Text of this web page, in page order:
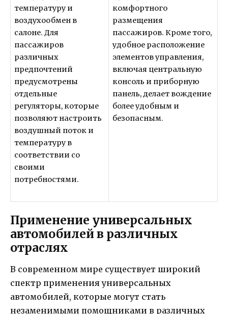
температуру и
воздухообмен в
салоне. Для
пассажиров
различных
предпочтений
предусмотрены
отдельные
регуляторы, которые
позволяют настроить
воздушный поток и
температуру в
соответствии со
своими
потребностями.
комфортного
размещения
пассажиров. Кроме того,
удобное расположение
элементов управления,
включая центральную
консоль и приборную
панель, делает вождение
более удобным и
безопасным.
Применение универсальных
автомобилей в различных
отраслях
В современном мире существует широкий
спектр применения универсальных
автомобилей, которые могут стать
незаменимыми помощниками в различных